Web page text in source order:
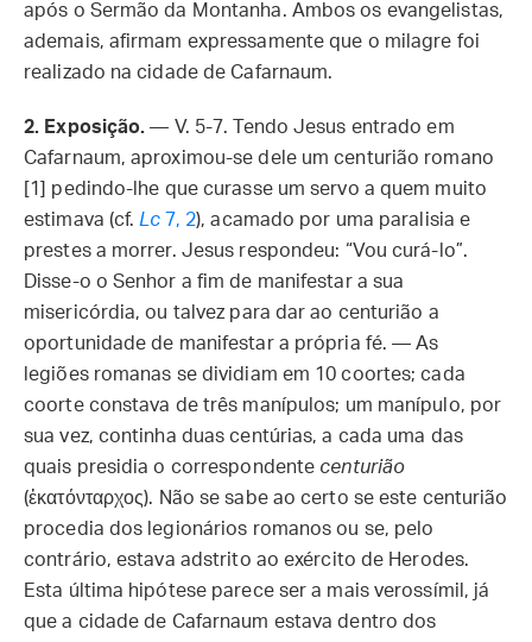
após o Sermão da Montanha. Ambos os evangelistas,
ademais, afirmam expressamente que o milagre foi
realizado na cidade de Cafarnaum.
2. Exposição. — V. 5-7. Tendo Jesus entrado em
Cafarnaum, aproximou-se dele um centurião romano
[1] pedindo-lhe que curasse um servo a quem muito
estimava (cf. Lc7, 2), acamado por uma paralisia e
prestes a morrer. Jesus respondeu: “Vou curá-lo”.
Disse-o o Senhor a fim de manifestar a sua
misericórdia, ou talvez para dar ao centurião a
oportunidade de manifestar a própria fé. — As
legiões romanas se dividiam em 10 coortes; cada
coorte constava de três manípulos; um manípulo, por
sua vez, continha duas centúrias, a cada uma das
quais presidia o correspondente centurião
(ἑκατόνταρχος). Não se sabe ao certo se este centurião
procedia dos legionários romanos ou se, pelo
contrário, estava adstrito ao exército de Herodes.
Esta última hipótese parece ser a mais verossímil, já
que a cidade de Cafarnaum estava dentro dos